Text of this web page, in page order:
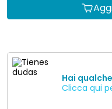
Hai
Clicca qui